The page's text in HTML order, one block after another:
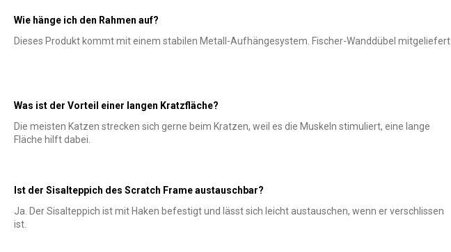
Wie hänge ich den Rahmen auf?
Dieses Produkt kommt mit einem stabilen Metall-Aufhängesystem. Fischer-Wanddübel mitgeliefert.
Was ist der Vorteil einer langen Kratzfläche?
Die meisten Katzen strecken sich gerne beim Kratzen, weil es die Muskeln stimuliert, eine lange
Fläche hilft dabei.
Ist der Sisalteppich des Scratch Frame austauschbar?
Ja. Der Sisalteppich ist mit Haken befestigt und lässt sich leicht austauschen, wenn er verschlissen
ist.